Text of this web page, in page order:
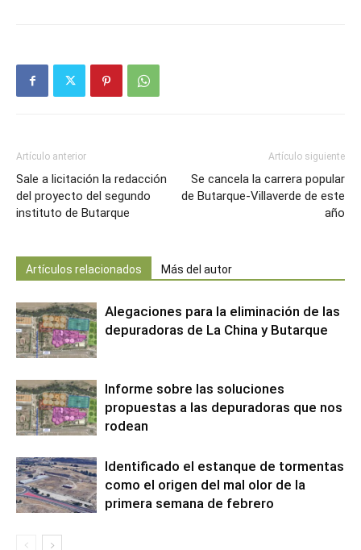
Artículo anterior
Sale a licitación la redacción
del proyecto del segundo
instituto de Butarque
Artículo siguiente
Se cancela la carrera popular
de Butarque-Villaverde de este
año
Artículos relacionados Más del autor
Alegaciones para la eliminación de las
depuradoras de La China y Butarque
Informe sobre las soluciones
propuestas a las depuradoras que nos
rodean
Identificado el estanque de tormentas
como el origen del mal olor de la
primera semana de febrero